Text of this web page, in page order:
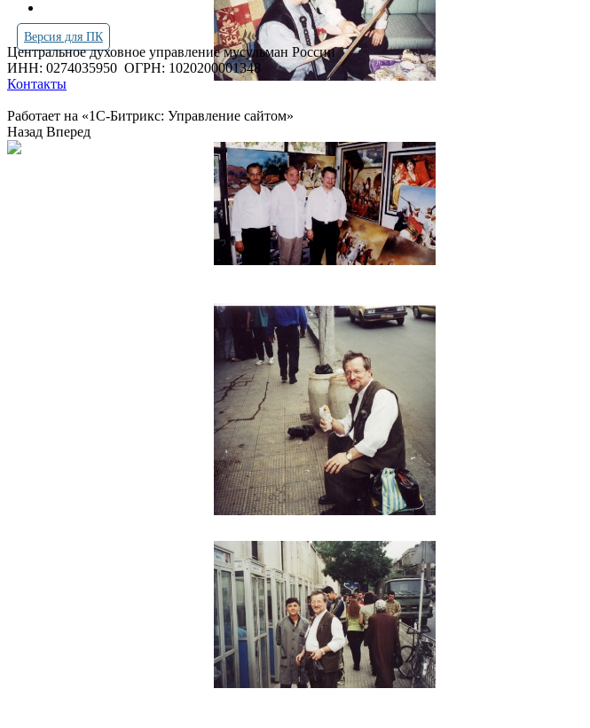
Версия для ПК
Центральное духовное управление мусульман России
ИНН: 0274035950 ОГРН: 1020200001348
Контакты
Работает на «1С-Битрикс: Управление сайтом»
Назад Вперед